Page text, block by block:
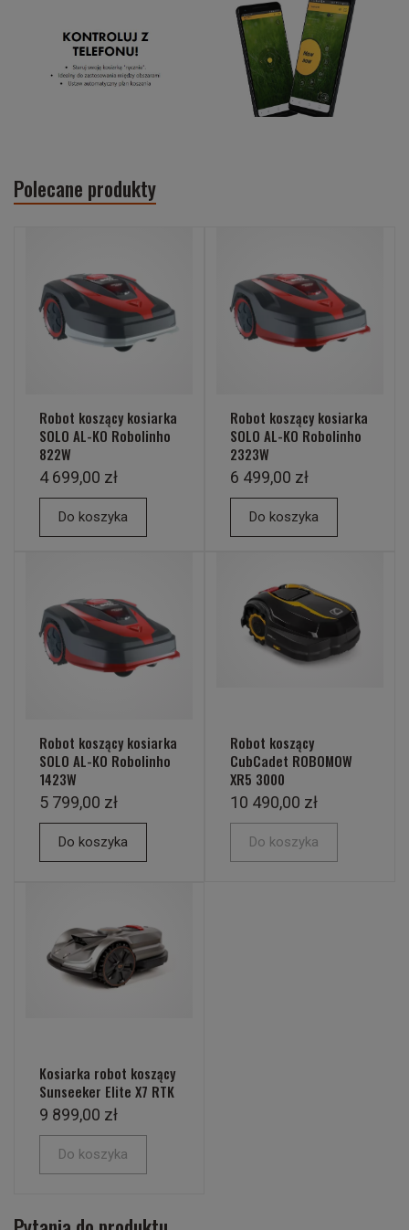
Polecane produkty
Robot koszący kosiarka
SOLO AL-KO Robolinho
822W
4 699,00 zł
Do koszyka
Robot koszący kosiarka
SOLO AL-KO Robolinho
2323W
6 499,00 zł
Do koszyka
Robot koszący kosiarka
SOLO AL-KO Robolinho
1423W
5 799,00 zł
Do koszyka
Robot koszący
CubCadet ROBOMOW
XR5 3000
10 490,00 zł
Do koszyka
Kosiarka robot koszący
Sunseeker Elite X7 RTK
9 899,00 zł
Do koszyka